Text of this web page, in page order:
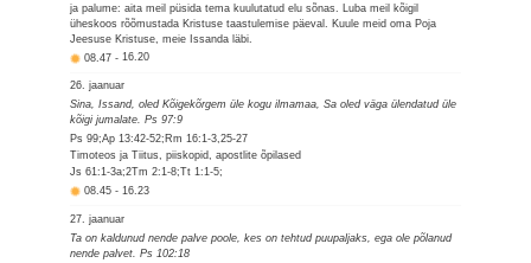
ja palume: aita meil püsida tema kuulutatud elu sõnas. Luba meil kõigil
üheskoos rõõmustada Kristuse taastulemise päeval. Kuule meid oma Poja
Jeesuse Kristuse, meie Issanda läbi.
08.47-16.20
26. jaanuar
Sina, Issand, oled Kõigekõrgem üle kogu ilmamaa, Sa oled väga ülendatud üle
kõigi jumalate. Ps 97:9
Ps 99;Ap 13:42-52;Rm 16:1-3,25-27
Timoteos ja Tiitus, piiskopid, apostlite õpilased
Js 61:1-3a;2Tm 2:1-8;Tt 1:1-5;
08.45-16.23
27. jaanuar
Ta on kaldunud nende palve poole, kes on tehtud puupaljaks, ega ole põlanud
nende palvet. Ps 102:18